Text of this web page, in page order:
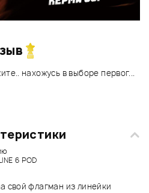
нахожусь в выборе первог...
6 POD
свой флагман из линейки